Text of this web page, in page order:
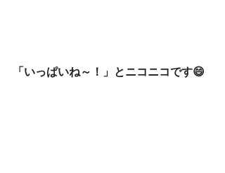
「いっぱいね～！」とニコニコです😄